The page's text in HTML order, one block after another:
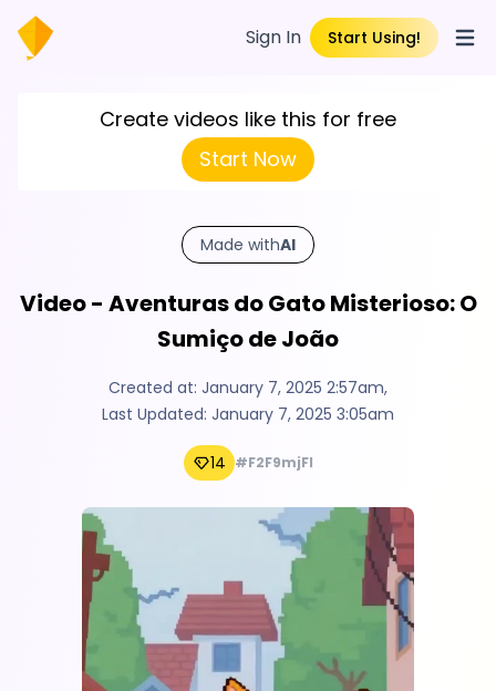
Sign In Start Using!
Create videos like this for free
Start Now
Made withAI
Video - Aventuras do Gato Misterioso: O
Sumiço de João
Created at: January 7, 2025 2:57am,
Last Updated: January 7, 2025 3:05am
14 #F2F9mjFI